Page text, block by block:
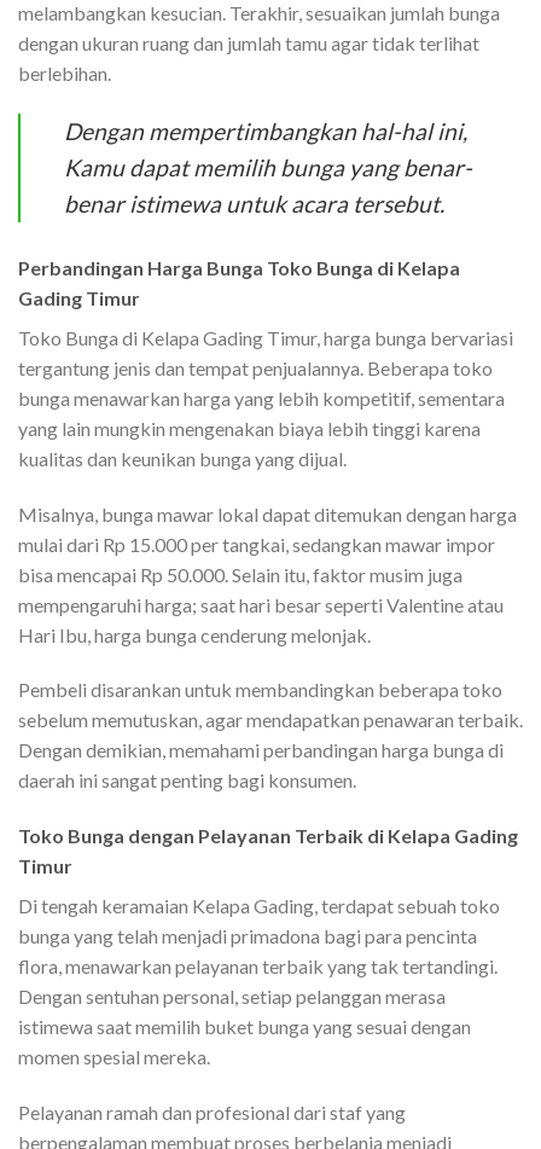
melambangkan kesucian. Terakhir, sesuaikan jumlah bunga
dengan ukuran ruang dan jumlah tamu agar tidak terlihat
berlebihan.
Dengan mempertimbangkan hal-hal ini,
Kamu dapat memilih bunga yang benar-
benar istimewa untuk acara tersebut.
Perbandingan Harga Bunga Toko Bunga di Kelapa
Gading Timur
Toko Bunga di Kelapa Gading Timur, harga bunga bervariasi
tergantung jenis dan tempat penjualannya. Beberapa toko
bunga menawarkan harga yang lebih kompetitif, sementara
yang lain mungkin mengenakan biaya lebih tinggi karena
kualitas dan keunikan bunga yang dijual.
Misalnya, bunga mawar lokal dapat ditemukan dengan harga
mulai dari Rp 15.000 per tangkai, sedangkan mawar impor
bisa mencapai Rp 50.000. Selain itu, faktor musim juga
mempengaruhi harga; saat hari besar seperti Valentine atau
Hari Ibu, harga bunga cenderung melonjak.
Pembeli disarankan untuk membandingkan beberapa toko
sebelum memutuskan, agar mendapatkan penawaran terbaik.
Dengan demikian, memahami perbandingan harga bunga di
daerah ini sangat penting bagi konsumen.
Toko Bunga dengan Pelayanan Terbaik di Kelapa Gading
Timur
Di tengah keramaian Kelapa Gading, terdapat sebuah toko
bunga yang telah menjadi primadona bagi para pencinta
flora, menawarkan pelayanan terbaik yang tak tertandingi.
Dengan sentuhan personal, setiap pelanggan merasa
istimewa saat memilih buket bunga yang sesuai dengan
momen spesial mereka.
Pelayanan ramah dan profesional dari staf yang
berpengalaman membuat proses berbelanja menjadi